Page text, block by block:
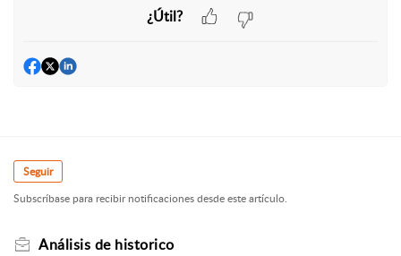
¿Útil?
Seguir
Subscríbase para recibir notificaciones desde este artículo.
Análisis de historico